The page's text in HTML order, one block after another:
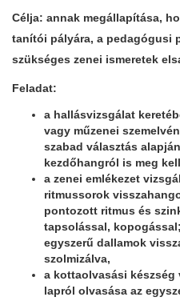
Célja: annak megállapítása,
tanítói pályára, a pedagógusi
szükséges zenei ismeretek
Feladat:
a hallásvizsgálat
vagy műzenei
szabad választás
kezdőhangról is meg
a zenei emlékezet
ritmussorok
pontozott ritmus és
tapsolással,
egyszerű dallamok
szolmizálva,
a kottaolvasási készség
lapról olvasása az